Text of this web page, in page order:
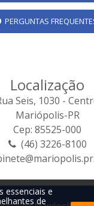
PERGUNTAS
Localização
Seis, 1030 -
Mariópolis-PR
Cep: 85525-000
(46) 3226-8100
essenciais e
de